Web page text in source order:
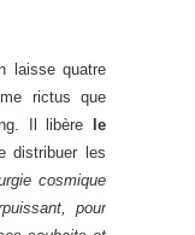
laisse quatre
rictus que
Il libère
le
distribuer les
cosmique
pour